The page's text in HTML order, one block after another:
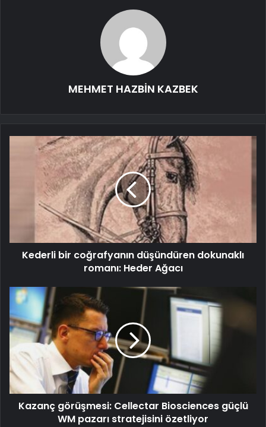
MEHMET HAZBİN KAZBEK
Kederli bir coğrafyanın düşündüren dokunaklı
romanı: Heder Ağacı
Kazanç görüşmesi: Cellectar Biosciences güçlü
WM pazarı stratejisini özetliyor